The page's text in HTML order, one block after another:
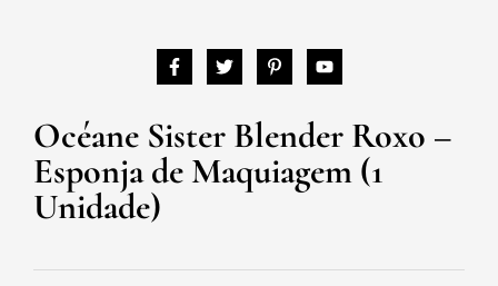
Océane Sister Blender Roxo –
Esponja de Maquiagem (1
Unidade)